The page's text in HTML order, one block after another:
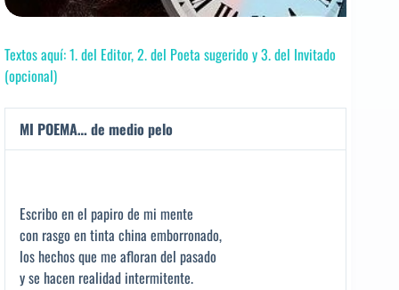
Textos aquí: 1. del Editor, 2. del Poeta sugerido y 3. del Invitado
(opcional)
MI POEMA… de medio pelo
Escribo en el papiro de mi mente
con rasgo en tinta china emborronado,
los hechos que me afloran del pasado
y se hacen realidad intermitente.